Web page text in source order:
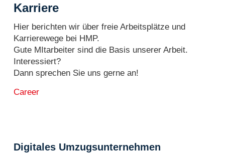
Karriere
Hier berichten wir über freie Arbeitsplätze und
Karrierewege bei HMP.
Gute MItarbeiter sind die Basis unserer Arbeit.
Interessiert?
Dann sprechen Sie uns gerne an!
Career
Digitales Umzugsunternehmen